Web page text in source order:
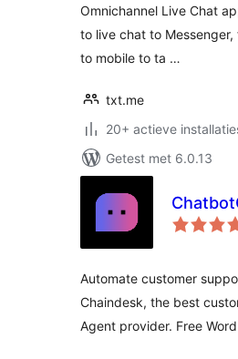
Omnichannel Live Chat
to live chat to
to mobile to ta …
txt.me
20+ actieve
Getest met 6.0.13
Automate customer
Chaindesk, the best
Agent provider. Free